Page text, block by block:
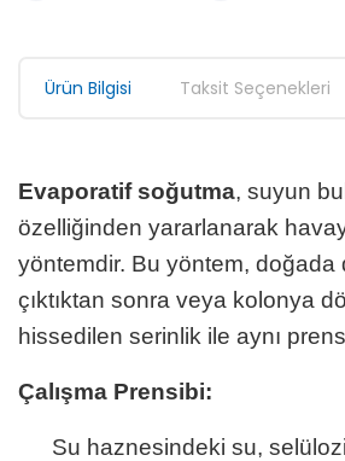
Ürün Bilgisi Taksit Seçenekleri
Evaporatif soğutma, suyun
özelliğinden yararlanarak
yöntemdir. Bu yöntem, doğada
çıktıktan sonra veya kolonya
hissedilen serinlik ile aynı
Çalışma Prensibi:
Su haznesindeki su,